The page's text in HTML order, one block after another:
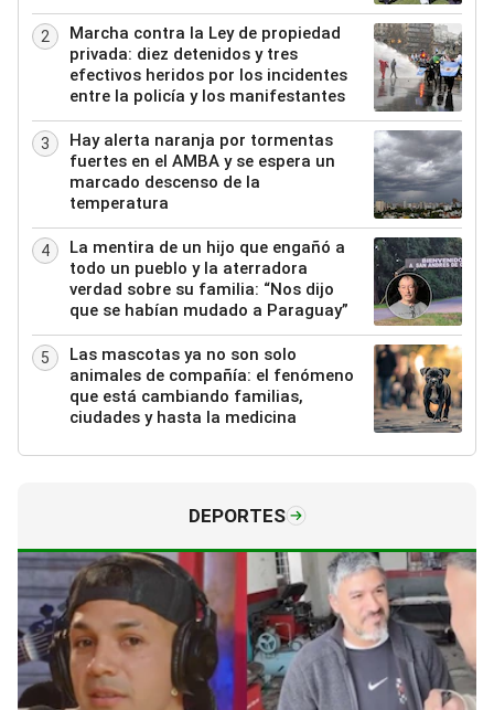
2
Marcha contra la Ley de propiedad
privada: diez detenidos y tres
efectivos heridos por los incidentes
entre la policía y los manifestantes
3
Hay alerta naranja por tormentas
fuertes en el AMBA y se espera un
marcado descenso de la
temperatura
4
La mentira de un hijo que engañó a
todo un pueblo y la aterradora
verdad sobre su familia: “Nos dijo
que se habían mudado a Paraguay”
5
Las mascotas ya no son solo
animales de compañía: el fenómeno
que está cambiando familias,
ciudades y hasta la medicina
DEPORTES